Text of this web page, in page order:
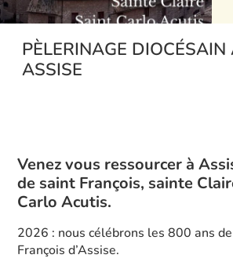
PÈLERINAGE DIOCÉSAIN
ASSISE
Venez vous ressourcer à
de saint François, sainte
Carlo Acutis.
2026 : nous célébrons les 800 ans
François d’Assise.